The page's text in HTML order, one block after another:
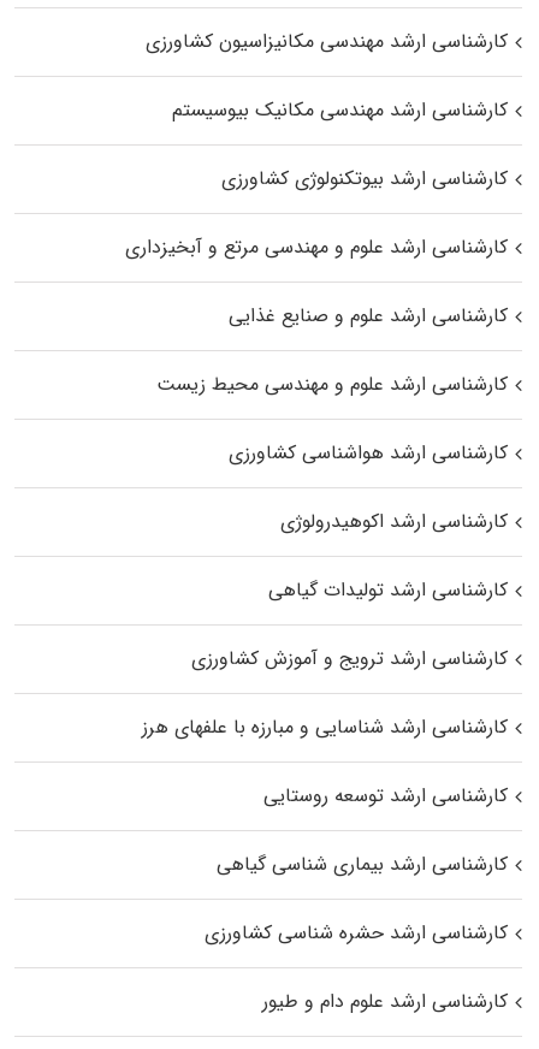
کارشناسی ارشد مهندسی مکانیزاسیون کشاورزی
کارشناسی ارشد مهندسی مکانیک بیوسیستم
کارشناسی ارشد بیوتکنولوژی کشاورزی
کارشناسی ارشد علوم و مهندسی مرتع و آبخیزداری
کارشناسی ارشد علوم و صنایع غذایی
کارشناسی ارشد علوم و مهندسی محیط زیست
کارشناسی ارشد هواشناسی کشاورزی
کارشناسی ارشد اکوهیدرولوژی
کارشناسی ارشد تولیدات گیاهی
کارشناسی ارشد ترویج و آموزش کشاورزی
کارشناسی ارشد شناسایی و مبارزه با علفهای هرز
کارشناسی ارشد توسعه روستایی
کارشناسی ارشد بیماری‌ شناسی گیاهی
کارشناسی ارشد حشره‌ شناسی کشاورزی
کارشناسی ارشد علوم دام و طیور